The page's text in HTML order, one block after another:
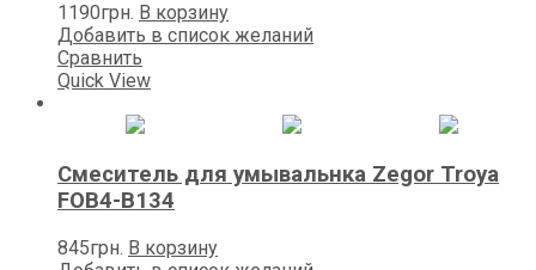
1190грн. В корзину
Добавить в список желаний
Сравнить
Quick View
Смеситель для умывальнка Zegor Troya
FOB4-B134
845грн. В корзину